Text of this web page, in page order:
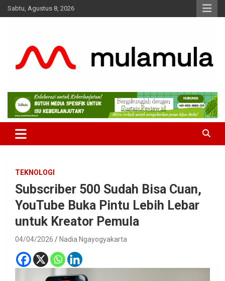
Skip
to
Sabtu, Agustus 8, 2026
MulaMula
Medianya para Gen Z
TEKNOLOGI
Subscriber 500 Sudah Bisa Cuan,
YouTube Buka Pintu Lebih Lebar
untuk Kreator Pemula
04/04/2026 Nadia Ngayogyakarta